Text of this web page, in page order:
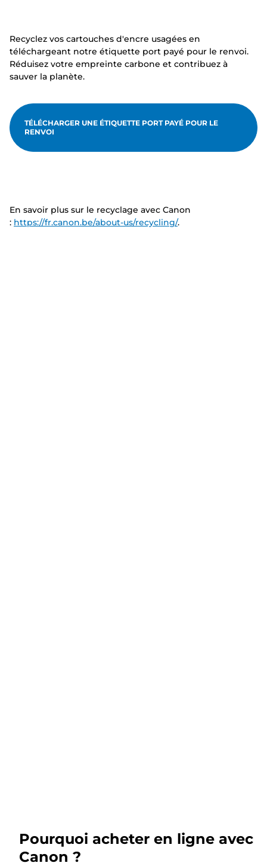
Recyclez vos cartouches d'encre usagées en
téléchargeant notre étiquette port payé pour le renvoi.
Réduisez votre empreinte carbone et contribuez à
sauver la planète.
TÉLÉCHARGER UNE ÉTIQUETTE PORT PAYÉ POUR LE
RENVOI
En savoir plus sur le recyclage avec Canon
: https://fr.canon.be/about-us/recycling/.
Pourquoi acheter en ligne avec
Canon ?